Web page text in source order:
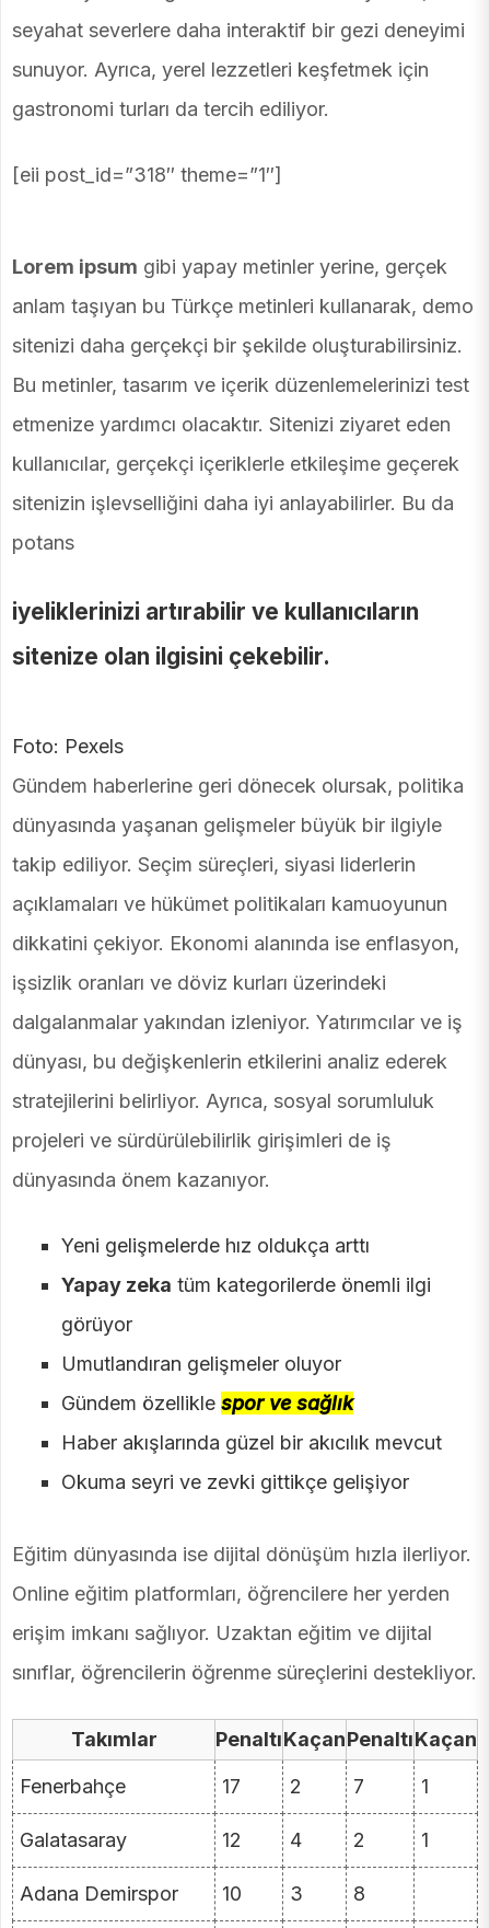
seyahat severlere daha interaktif bir gezi deneyimi
sunuyor. Ayrıca, yerel lezzetleri keşfetmek için
gastronomi turları da tercih ediliyor.
[eii post_id=”318″ theme=”1″]
Lorem ipsum gibi yapay metinler yerine, gerçek
anlam taşıyan bu Türkçe metinleri kullanarak, demo
sitenizi daha gerçekçi bir şekilde oluşturabilirsiniz.
Bu metinler, tasarım ve içerik düzenlemelerinizi test
etmenize yardımcı olacaktır. Sitenizi ziyaret eden
kullanıcılar, gerçekçi içeriklerle etkileşime geçerek
sitenizin işlevselliğini daha iyi anlayabilirler. Bu da
potans
iyeliklerinizi artırabilir ve kullanıcıların
sitenize olan ilgisini çekebilir.
Foto: Pexels
Gündem haberlerine geri dönecek olursak, politika
dünyasında yaşanan gelişmeler büyük bir ilgiyle
takip ediliyor. Seçim süreçleri, siyasi liderlerin
açıklamaları ve hükümet politikaları kamuoyunun
dikkatini çekiyor. Ekonomi alanında ise enflasyon,
işsizlik oranları ve döviz kurları üzerindeki
dalgalanmalar yakından izleniyor. Yatırımcılar ve iş
dünyası, bu değişkenlerin etkilerini analiz ederek
stratejilerini belirliyor. Ayrıca, sosyal sorumluluk
projeleri ve sürdürülebilirlik girişimleri de iş
dünyasında önem kazanıyor.
Yeni gelişmelerde hız oldukça arttı
Yapay zeka tüm kategorilerde önemli ilgi
görüyor
Umutlandıran gelişmeler oluyor
Gündem özellikle spor ve sağlık
Haber akışlarında güzel bir akıcılık mevcut
Okuma seyri ve zevki gittikçe gelişiyor
Eğitim dünyasında ise dijital dönüşüm hızla ilerliyor.
Online eğitim platformları, öğrencilere her yerden
erişim imkanı sağlıyor. Uzaktan eğitim ve dijital
sınıflar, öğrencilerin öğrenme süreçlerini destekliyor.
Takımlar PenaltıKaçanPenaltıKaçan
Fenerbahçe 17 2 7 1
Galatasaray 12 4 2 1
Adana Demirspor 10 3 8